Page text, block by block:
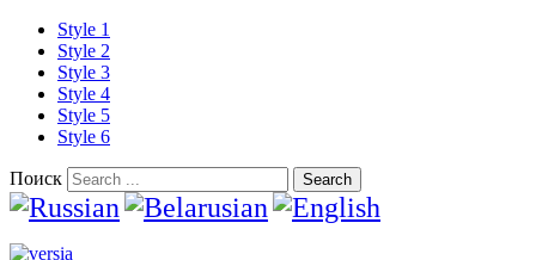
Style 1
Style 2
Style 3
Style 4
Style 5
Style 6
Поиск Search